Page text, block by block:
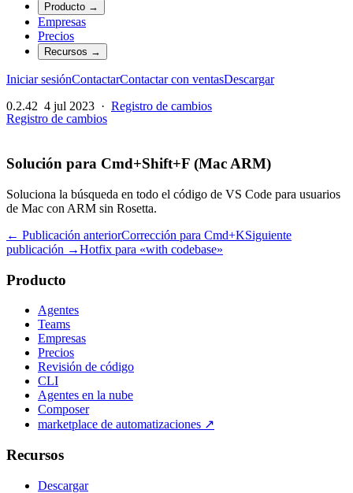
Producto →
Empresas
Precios
Recursos →
Iniciar sesiónContactarContactar con ventasDescargar
0.2.42 4 jul 2023 · Registro de cambios
Registro de cambios
Solución para Cmd+Shift+F (Mac ARM)
Soluciona la búsqueda en todo el código de VS Code para usuarios
de Mac con ARM sin Rosetta.
← Publicación anteriorCorrección para Cmd+KSiguiente
publicación →Hotfix para «with codebase»
Producto
Agentes
Teams
Empresas
Precios
Revisión de código
CLI
Agentes en la nube
Composer
marketplace de automatizaciones ↗
Recursos
Descargar